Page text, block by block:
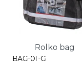
Rolko bag
BAG-01-G